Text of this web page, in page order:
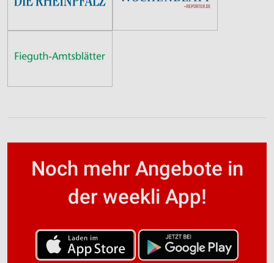
Noch mehr Angebote in
der weekli App!